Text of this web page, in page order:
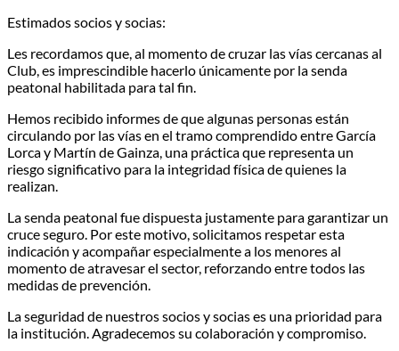
Estimados socios y socias:
Les recordamos que, al momento de cruzar las vías cercanas al
Club, es imprescindible hacerlo únicamente por la senda
peatonal habilitada para tal fin.
Hemos recibido informes de que algunas personas están
circulando por las vías en el tramo comprendido entre García
Lorca y Martín de Gainza, una práctica que representa un
riesgo significativo para la integridad física de quienes la
realizan.
La senda peatonal fue dispuesta justamente para garantizar un
cruce seguro. Por este motivo, solicitamos respetar esta
indicación y acompañar especialmente a los menores al
momento de atravesar el sector, reforzando entre todos las
medidas de prevención.
La seguridad de nuestros socios y socias es una prioridad para
la institución. Agradecemos su colaboración y compromiso.